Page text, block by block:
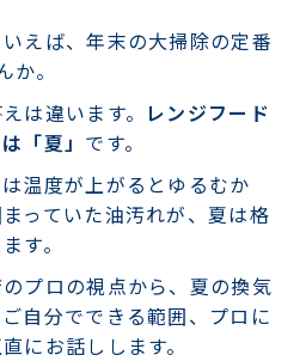
えば、年末の大掃除の定番
。
は違います。 レンジフード
「夏」 です。
温度が上がるとゆるむか
っていた油汚れが、夏は格
す。
プロの視点から、夏の換気
自分でできる範囲、プロに
にお話しします。